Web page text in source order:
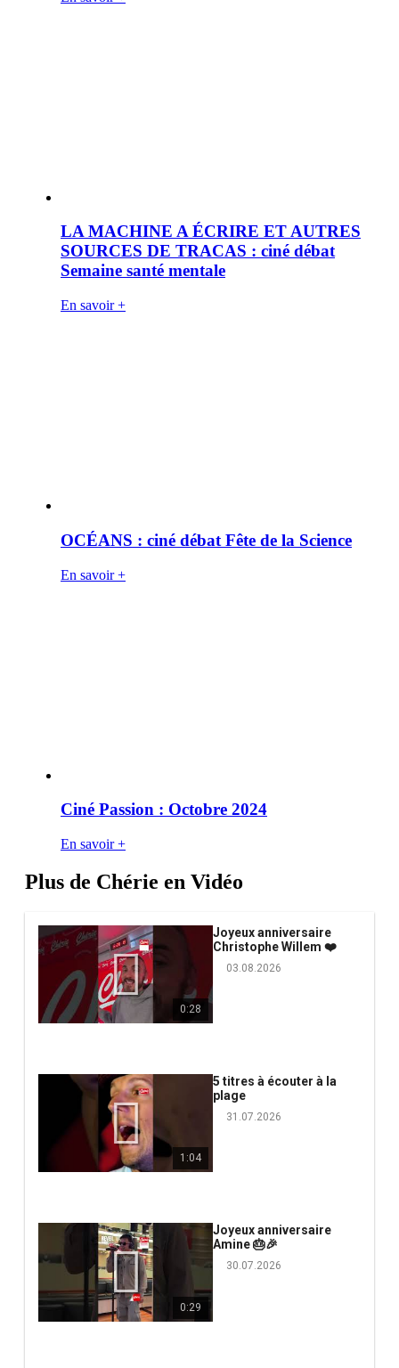
LA MACHINE A ÉCRIRE ET AUTRES
SOURCES DE TRACAS : ciné débat
Semaine santé mentale
En savoir +
OCÉANS : ciné débat Fête de la Science
En savoir +
Ciné Passion : Octobre 2024
En savoir +
Plus de Chérie en Vidéo
0:28
Joyeux anniversaire
Christophe Willem ❤️
03.08.2026
1:04
5 titres à écouter à la
plage
31.07.2026
0:29
Joyeux anniversaire
Amine 🎂🎉
30.07.2026